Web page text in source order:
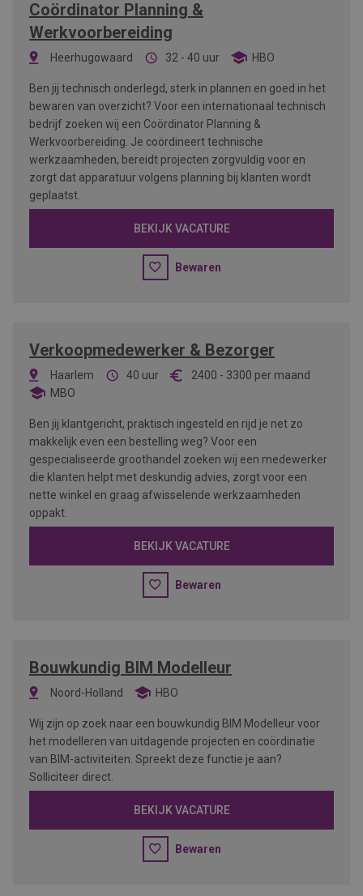
Coördinator Planning &
Werkvoorbereiding
Heerhugowaard 32 - 40 uur HBO
Ben jij technisch onderlegd, sterk in plannen en goed in het
bewaren van overzicht? Voor een internationaal technisch
bedrijf zoeken wij een Coördinator Planning &
Werkvoorbereiding. Je coördineert technische
werkzaamheden, bereidt projecten zorgvuldig voor en
zorgt dat apparatuur volgens planning bij klanten wordt
geplaatst.
BEKIJK VACATURE
Bewaren
Verkoopmedewerker & Bezorger
Haarlem 40 uur 2400 - 3300 per maand
MBO
Ben jij klantgericht, praktisch ingesteld en rijd je net zo
makkelijk even een bestelling weg? Voor een
gespecialiseerde groothandel zoeken wij een medewerker
die klanten helpt met deskundig advies, zorgt voor een
nette winkel en graag afwisselende werkzaamheden
oppakt.
BEKIJK VACATURE
Bewaren
Bouwkundig BIM Modelleur
Noord-Holland HBO
Wij zijn op zoek naar een bouwkundig BIM Modelleur voor
het modelleren van uitdagende projecten en coördinatie
van BIM-activiteiten. Spreekt deze functie je aan?
Solliciteer direct.
BEKIJK VACATURE
Bewaren